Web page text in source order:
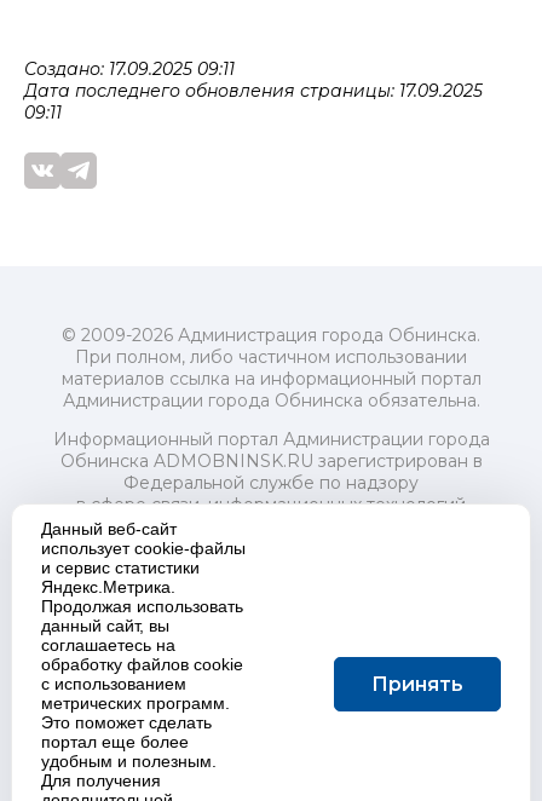
Создано: 17.09.2025 09:11
Дата последнего обновления страницы: 17.09.2025
09:11
© 2009-2026 Администрация города Обнинска.
При полном, либо частичном использовании
материалов ссылка на информационный портал
Администрации города Обнинска обязательна.
Информационный портал Администрации города
Обнинска ADMOBNINSK.RU зарегистрирован в
Федеральной службе по надзору
в сфере связи, информационных технологий
и массовых коммуникаций (Роскомнадзор) 24 июля
2018 года.
Свидетельство о регистрации Эл № ФС77-73321
Учредитель: Администрация (исполнительно-
распорядительный орган) городского округа "Город
Обнинск". Главный редактор: Байкова Е.А.
Адрес электронной почты Редакции:
redactor@admobninsk.ru
Телефон Редакции: +7 (484) 395-85-85
Настоящий ресурс содержит материалы 18+
Политика в отношении обработки персональных
Данный веб-сайт
использует cookie-файлы
и сервис статистики
Яндекс.Метрика.
Продолжая использовать
данный сайт, вы
соглашаетесь на
обработку файлов cookie
с использованием
метрических программ.
Это поможет сделать
портал еще более
удобным и полезным.
Для получения
Принять